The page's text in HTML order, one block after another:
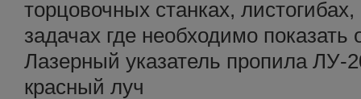
торцовочных станках,
задачах где необходимо показать
Лазерный указатель пропила
красный луч